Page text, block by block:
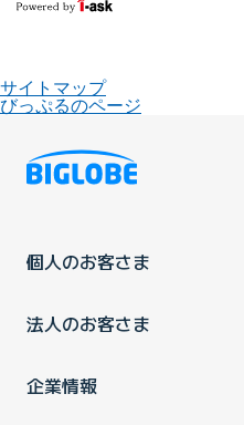
サイトマップ
びっぷるのページ
個人のお客さま
法人のお客さま
企業情報